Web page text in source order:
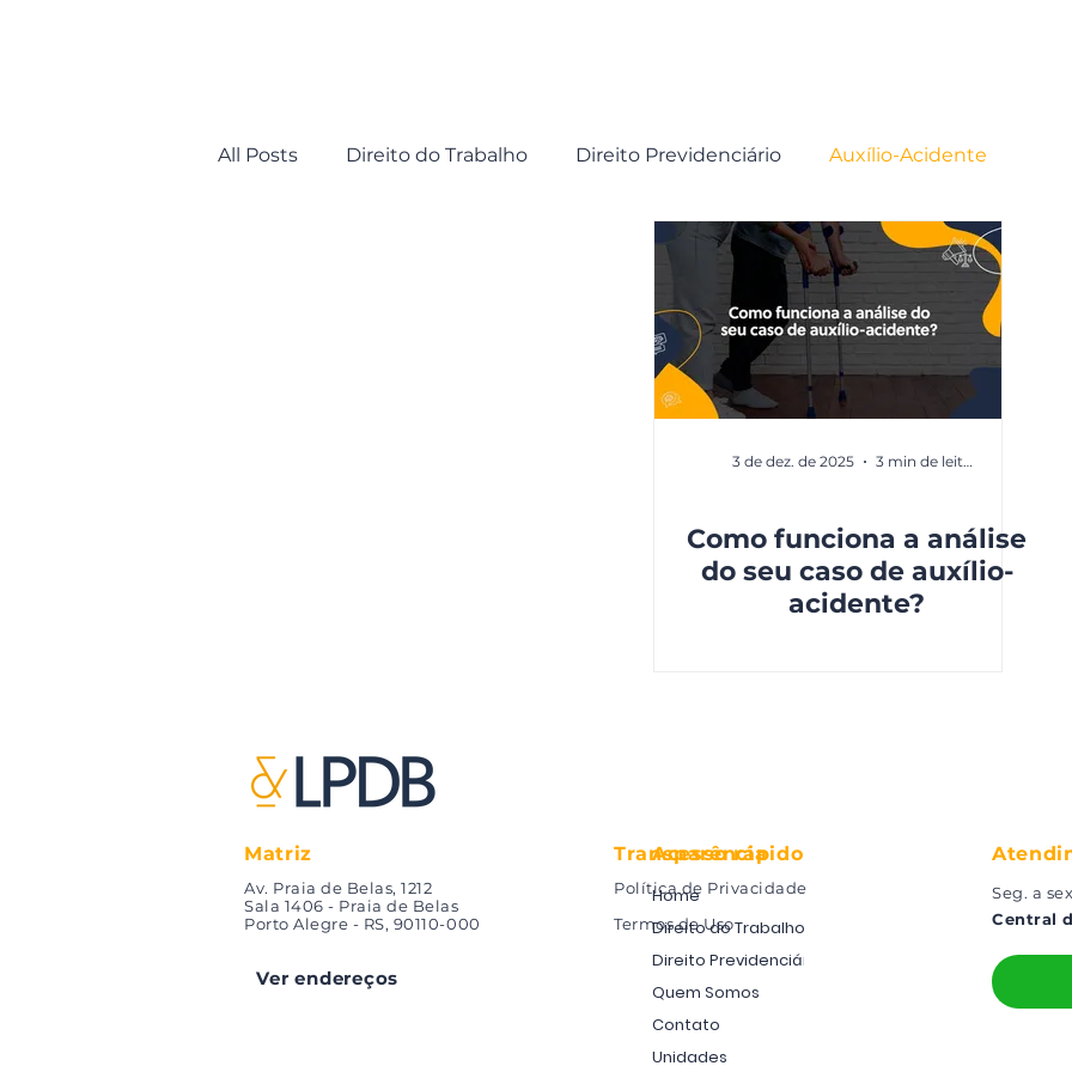
All Posts Direito do Trabalho Direito Previdenciário Auxílio-Acidente
Aposentados e Pensionistas
3 de dez. de 2025 3 min de leitura
Como funciona a análise
do seu caso de auxílio-
acidente?
Matriz
Av. Praia de Belas, 1212
Sala 1406 - Praia de Belas
Porto Alegre - RS, 90110-000
Ver endereços
Acesso rápido
Home
Direito do Trabalho
Direito Previdenciário
Quem Somos
Contato
Unidades
Transparência
Política de Privacidade
Termos de Uso​
Seg. a
Central